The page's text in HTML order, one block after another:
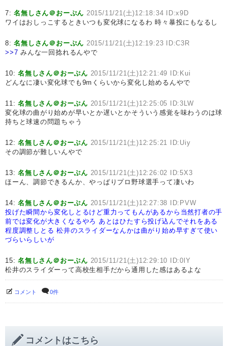
7:名無しさん＠おーぷん 2015/11/21(土)12:18:34 ID:x9D
ワイはおしっこするときいつも変化球になるわ 時々暴投にもなるし
8:名無しさん＠おーぷん 2015/11/21(土)12:19:23 ID:C3R
>>7 みんな一回捻れるんやで
10:名無しさん＠おーぷん 2015/11/21(土)12:21:49 ID:Kui
どんなに凄い変化球でも9mくらいから変化し始めるんやで
11:名無しさん＠おーぷん 2015/11/21(土)12:25:05 ID:3LW
変化球の曲がり始めが早いとか遅いとかそういう感覚を味わうのは球
持ちと球速の問題ちゃう
12:名無しさん＠おーぷん 2015/11/21(土)12:25:21 ID:Uiy
その調節が難しいんやで
13:名無しさん＠おーぷん 2015/11/21(土)12:26:02 ID:5X3
ほーん、調節できるんか、やっぱりプロ野球選手って凄いわ
14:名無しさん＠おーぷん 2015/11/21(土)12:27:38 ID:PVW
投げた瞬間から変化しとるけど重力ってもんがあるから当然打者の手
前では変化が大きくなるやろ あとはひたすら投げ込んでそれをある
程度調整しとる 松井のスライダーなんかは曲がり始め早すぎて使い
づらいらしいが
15:名無しさん＠おーぷん 2015/11/21(土)12:29:10 ID:0lY
松井のスライダーって高校生相手だから通用した感はあるよな
コメント 0件
コメントはこちら